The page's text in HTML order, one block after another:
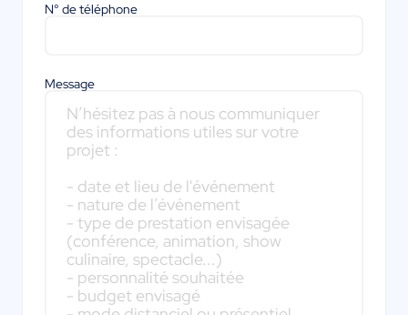
N° de téléphone
Message